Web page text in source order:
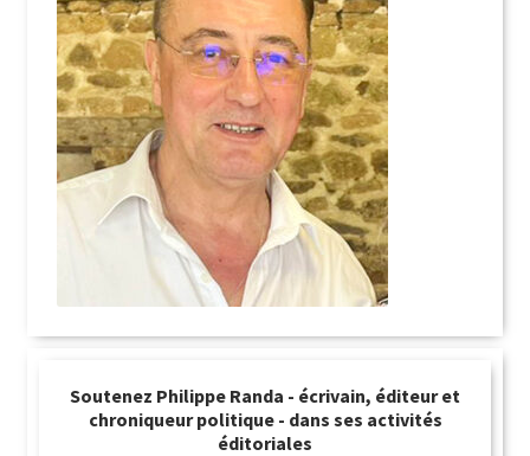
Soutenez Philippe Randa - écrivain, éditeur et
chroniqueur politique - dans ses activités
éditoriales